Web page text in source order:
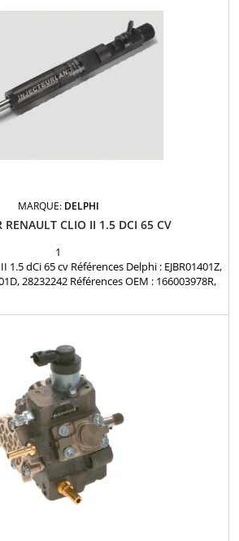
MARQUE: DELPHI
RENAULT CLIO II 1.5 DCI 65 CV
1
dCi 65 cv Références Delphi : EJBR01401Z,
28232242 Références OEM : 166003978R,